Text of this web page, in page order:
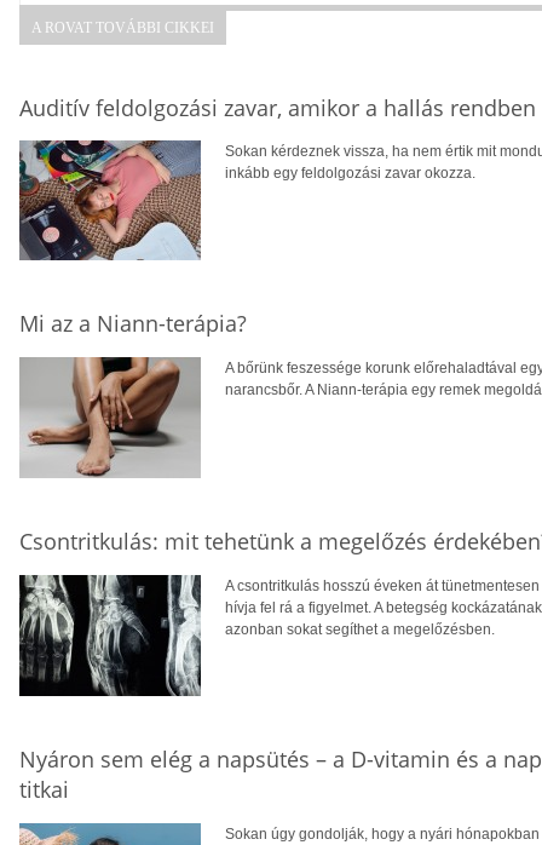
A ROVAT TOVÁBBI CIKKEI
Auditív feldolgozási zavar, amikor a hallás
Sokan kérdeznek vissza, ha nem értik mit
inkább egy feldolgozási zavar okozza.
Mi az a Niann-terápia?
A bőrünk feszessége korunk előrehaladtával
narancsbőr. A Niann-terápia egy remek
Csontritkulás: mit tehetünk a megelőzés
A csontritkulás hosszú éveken át
hívja fel rá a figyelmet. A betegség
azonban sokat segíthet a megelőzésben.
Nyáron sem elég a napsütés – a D-vitamin és a
titkai
Sokan úgy gondolják, hogy a nyári